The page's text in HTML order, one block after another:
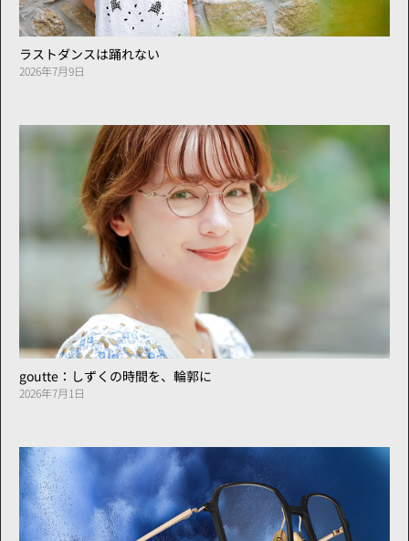
ラストダンスは踊れない
2026年7月9日
goutte：しずくの時間を、輪郭に
2026年7月1日